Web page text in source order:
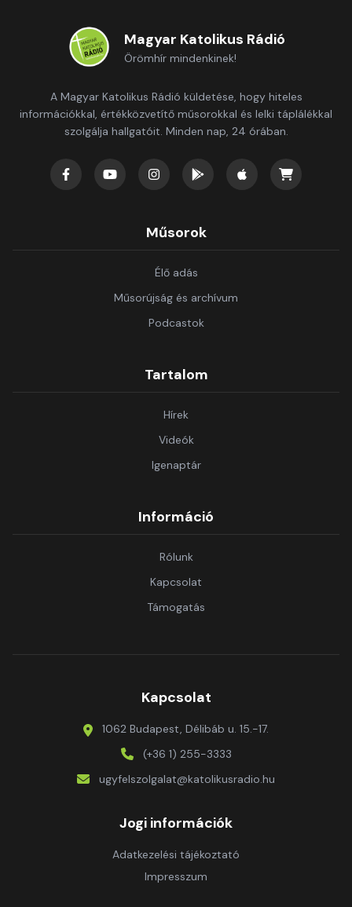
Magyar Katolikus Rádió
Örömhír mindenkinek!
A Magyar Katolikus Rádió küldetése, hogy hiteles
információkkal, értékközvetítő műsorokkal és lelki táplálékkal
szolgálja hallgatóit. Minden nap, 24 órában.
Műsorok
Élő adás
Műsorújság és archívum
Podcastok
Tartalom
Hírek
Videók
Igenaptár
Információ
Rólunk
Kapcsolat
Támogatás
Kapcsolat
1062 Budapest, Délibáb u. 15.-17.
(+36 1) 255-3333
ugyfelszolgalat@katolikusradio.hu
Jogi információk
Adatkezelési tájékoztató
Impresszum